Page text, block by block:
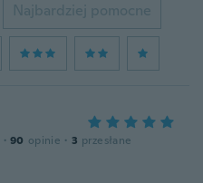
Najbardziej pomocne
· 90 opinie · 3 przesłane